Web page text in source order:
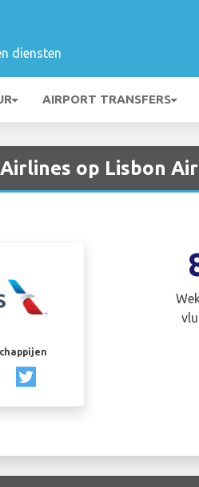
diensten
AIRPORT TRANSFERS
op Lisbon